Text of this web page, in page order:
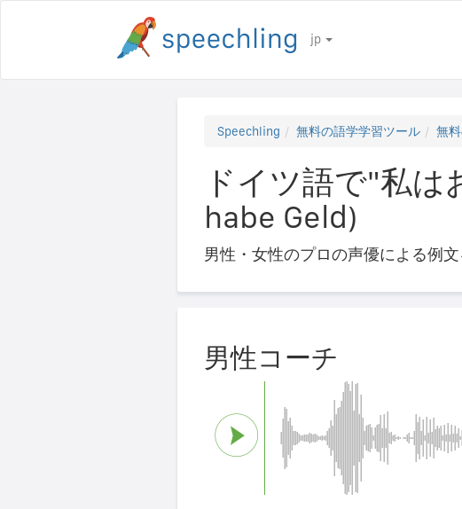
jp
Speechling 無料の語学学習ツール 無
ドイツ語で"私
habe Geld)
男性・女性のプロの声優による例文
男性コーチ